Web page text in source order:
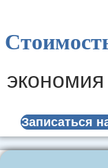
Ультразвуковое
Записаться